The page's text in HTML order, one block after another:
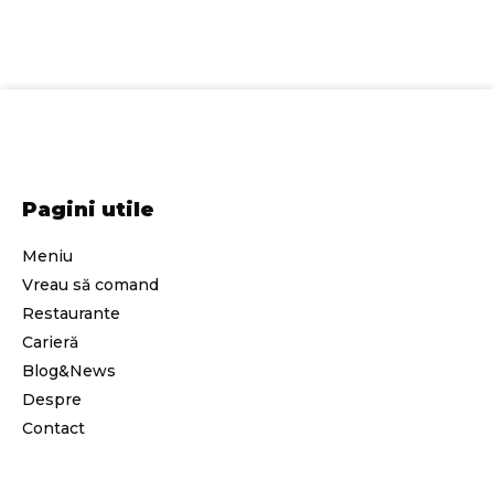
Pagini utile
Meniu
Vreau să comand
Restaurante
Carieră
Blog&News
Despre
Contact